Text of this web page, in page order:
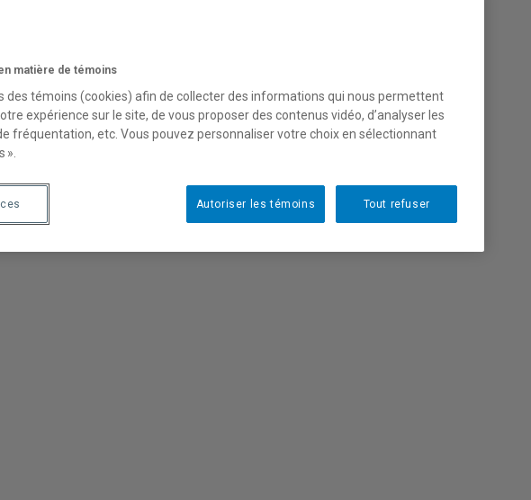
matière de témoins
des témoins (cookies) afin de collecter des informations qui nous permettent
expérience sur le site, de vous proposer des contenus vidéo, d’analyser les
fréquentation, etc. Vous pouvez personnaliser votre choix en sélectionnant
».
Tout refuser
Autoriser les témoins